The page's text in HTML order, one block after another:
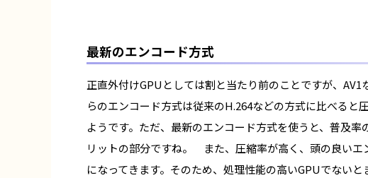
最新のエンコード方式
正直外付けGPUとしては割と当たり前のことですが、
らのエンコード方式は従来のH.264などの方式に比べる
ようです。ただ、最新のエンコード方式を使うと、普及
リットの部分ですね。 また、圧縮率が高く、頭の良い
になってきます。そのため、処理性能の高いGPUでない